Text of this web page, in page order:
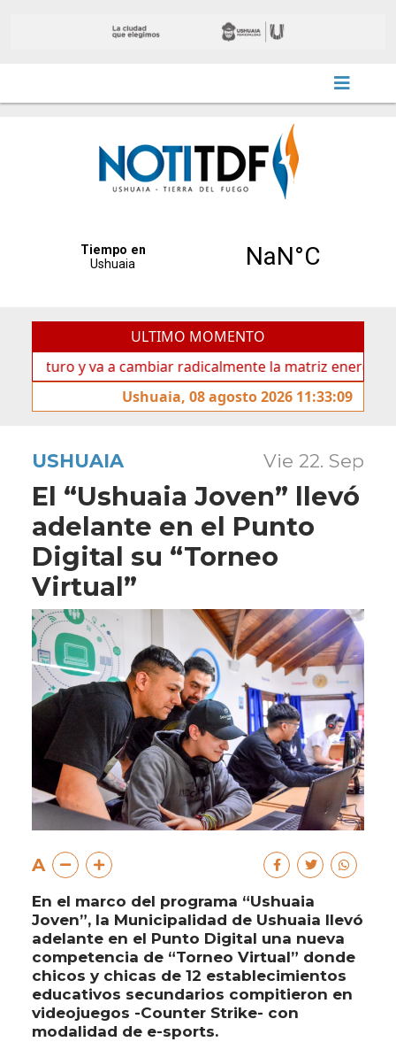
ULTIMO MOMENTO
y va a cambiar radicalmente la matriz energética de
Ushuaia, 08 agosto 2026 11:33:09
USHUAIA Vie 22. Sep
El “Ushuaia Joven” llevó
adelante en el Punto
Digital su “Torneo
Virtual”
A
En el marco del programa “Ushuaia
Joven”, la Municipalidad de Ushuaia llevó
adelante en el Punto Digital una nueva
competencia de “Torneo Virtual” donde
chicos y chicas de 12 establecimientos
educativos secundarios compitieron en
videojuegos -Counter Strike- con
modalidad de e-sports.